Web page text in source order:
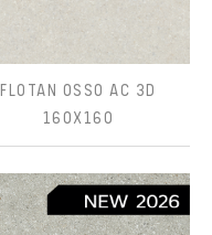
FLOTAN OSSO AC 3D
160X160